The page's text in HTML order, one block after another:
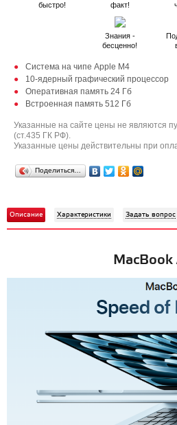
быстро!
факт!
Знания -
бесценно!
Система на чипе Apple M4
10‑ядерный графический процессор
Оперативная память 24 Гб
Встроенная память 512 Гб
Указанные на сайте цены не являются
(ст.435 ГК РФ).
Указанные цены действительны при
Поделиться…
Описание Характеристики Задать вопрос
MacBook